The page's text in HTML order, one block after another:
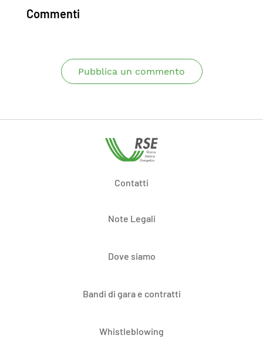
Commenti
Pubblica un commento
Contatti
Note Legali
Dove siamo
Bandi di gara e contratti
Whistleblowing